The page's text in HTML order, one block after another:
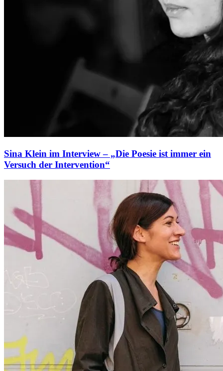
Sina Klein im Interview – „Die Poesie ist immer ein
Versuch der Intervention“